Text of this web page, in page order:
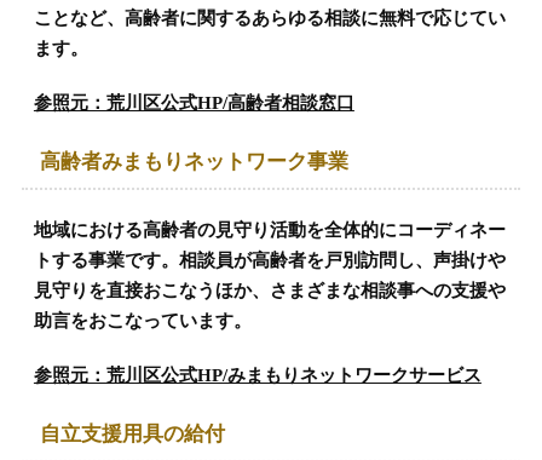
ことなど、高齢者に関するあらゆる相談に無料で応じてい
ます。
参照元：荒川区公式HP/高齢者相談窓口
高齢者みまもりネットワーク事業
地域における高齢者の見守り活動を全体的にコーディネー
トする事業です。相談員が高齢者を戸別訪問し、声掛けや
見守りを直接おこなうほか、さまざまな相談事への支援や
助言をおこなっています。
参照元：荒川区公式HP/みまもりネットワークサービス
自立支援用具の給付